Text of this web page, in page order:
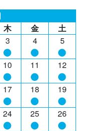
木 金
土
3 4 5
10 11 12
17 18 19
24 25 26